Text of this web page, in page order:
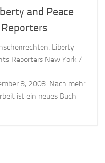
and Peace
Liberty
Reporters New York /
8, 2008. Nach mehr
ist ein neues Buch